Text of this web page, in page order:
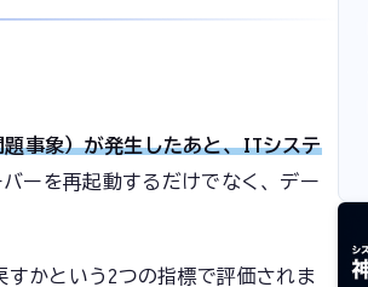
事象）が発生したあと、ITシステ
ーを再起動するだけでなく、デー
すかという2つの指標で評価されま